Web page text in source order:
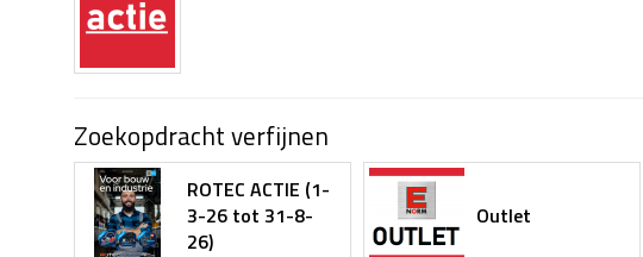
Zoekopdracht verfijnen
ROTEC ACTIE (1-
3-26 tot 31-8-
26)
Outlet